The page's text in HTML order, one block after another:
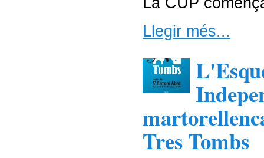
Llegir més...
Tres Tombs